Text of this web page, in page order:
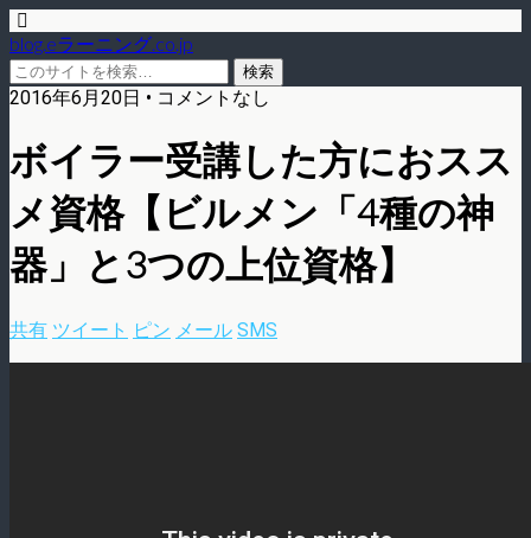
blog.eラーニング.co.jp
2016年6月20日 • コメントなし
ボイラー受講した方におスス
メ資格【ビルメン「4種の神
器」と3つの上位資格】
共有 ツイート ピン メール SMS